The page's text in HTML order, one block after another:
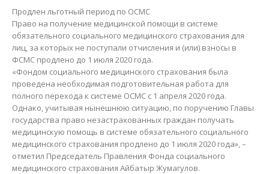
Продлен льготный период по ОСМС
Право на получение медицинской помощи в системе
обязательного социального медицинского страхования для
лиц, за которых не поступали отчисления и (или) взносы в
ФСМС продлено до 1 июля 2020 года.
«Фондом социального медицинского страхования была
проведена необходимая подготовительная работа для
полного перехода к системе ОСМС с 1 апреля 2020 года.
Однако, учитывая нынешнюю ситуацию, по поручению Главы
государства право незастрахованных граждан получать
медицинскую помощь в системе обязательного социального
медицинского страхования продлено до 1 июля 2020 года», –
отметил Председатель Правления Фонда социального
медицинского страхования Айбатыр Жумагулов.